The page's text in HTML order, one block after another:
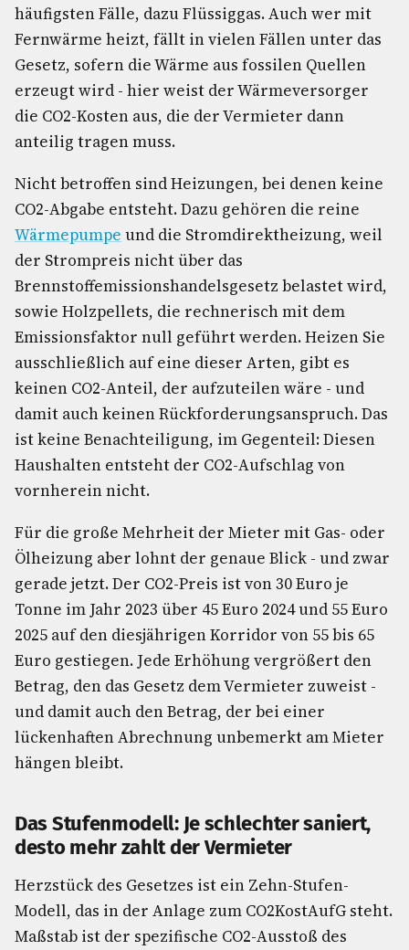
häufigsten Fälle, dazu Flüssiggas. Auch wer mit
Fernwärme heizt, fällt in vielen Fällen unter das
Gesetz, sofern die Wärme aus fossilen Quellen
erzeugt wird - hier weist der Wärmeversorger
die CO2-Kosten aus, die der Vermieter dann
anteilig tragen muss.
Nicht betroffen sind Heizungen, bei denen keine
CO2-Abgabe entsteht. Dazu gehören die reine
Wärmepumpe und die Stromdirektheizung, weil
der Strompreis nicht über das
Brennstoffemissionshandelsgesetz belastet wird,
sowie Holzpellets, die rechnerisch mit dem
Emissionsfaktor null geführt werden. Heizen Sie
ausschließlich auf eine dieser Arten, gibt es
keinen CO2-Anteil, der aufzuteilen wäre - und
damit auch keinen Rückforderungsanspruch. Das
ist keine Benachteiligung, im Gegenteil: Diesen
Haushalten entsteht der CO2-Aufschlag von
vornherein nicht.
Für die große Mehrheit der Mieter mit Gas- oder
Ölheizung aber lohnt der genaue Blick - und zwar
gerade jetzt. Der CO2-Preis ist von 30 Euro je
Tonne im Jahr 2023 über 45 Euro 2024 und 55 Euro
2025 auf den diesjährigen Korridor von 55 bis 65
Euro gestiegen. Jede Erhöhung vergrößert den
Betrag, den das Gesetz dem Vermieter zuweist -
und damit auch den Betrag, der bei einer
lückenhaften Abrechnung unbemerkt am Mieter
hängen bleibt.
Das Stufenmodell: Je schlechter saniert,
desto mehr zahlt der Vermieter
Herzstück des Gesetzes ist ein Zehn-Stufen-
Modell, das in der Anlage zum CO2KostAufG steht.
Maßstab ist der spezifische CO2-Ausstoß des